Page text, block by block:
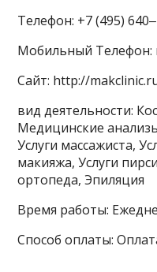
Телефон: +7 (495)
Мобильный Телефон:
Сайт: http://
вид деятельности:
Медицинские
Услуги массажиста,
макияжа, Услуги
ортопеда, Эпиляция
Время работы:
Способ оплаты: